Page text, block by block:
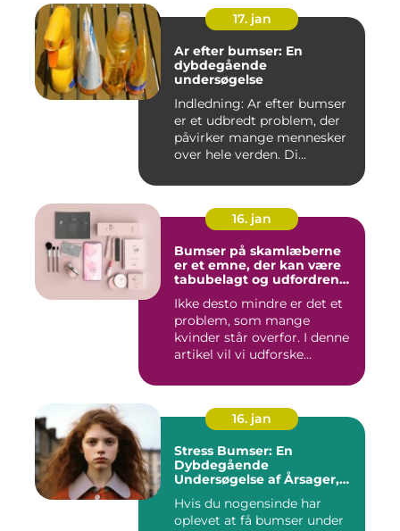
17. jan
Ar efter bumser: En
dybdegående
undersøgelse
Indledning: Ar efter bumser
er et udbredt problem, der
påvirker mange mennesker
over hele verden. Di...
16. jan
Bumser på skamlæberne
er et emne, der kan være
tabubelagt og udfordrende
Ikke desto mindre er det et
problem, som mange
kvinder står overfor. I denne
artikel vil vi udforske...
16. jan
Stress Bumser: En
Dybdegående
Undersøgelse af Årsager,
Hvis du nogensinde har
oplevet at få bumser under